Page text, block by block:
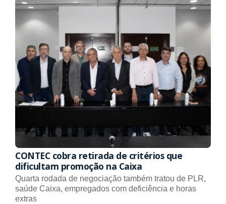
CONTEC cobra retirada de critérios que
dificultam promoção na Caixa
Quarta rodada de negociação também tratou de PLR,
saúde Caixa, empregados com deficiência e horas
extras